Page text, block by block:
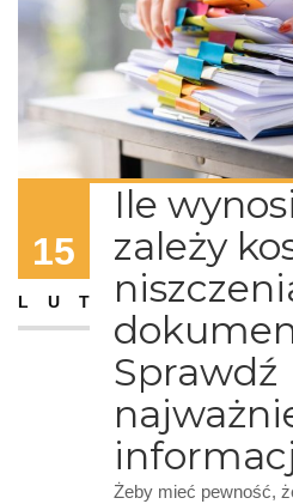
15
LUT
Ile
zależy
Sprawdź
Żeby mieć pewność,